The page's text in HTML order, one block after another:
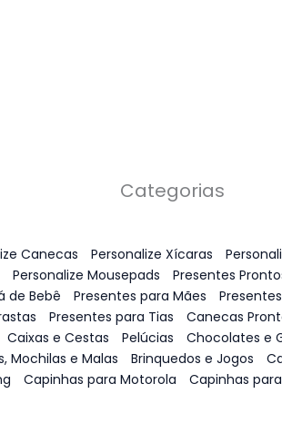
Categorias
Canecas Personalize Xícaras
Personalize Mousepads Presentes
de Bebê Presentes para Mães
Presentes para Tias Canecas
Caixas e Cestas Pelúcias Chocolates e
Mochilas e Malas Brinquedos e Jogos
Capinhas para Motorola Capinhas